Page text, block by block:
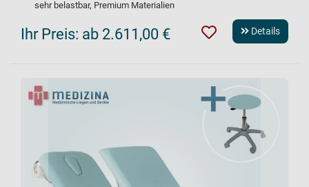
sehr belastbar, Premium Materialien
Ihr Preis: ab 2.611,00 € Details